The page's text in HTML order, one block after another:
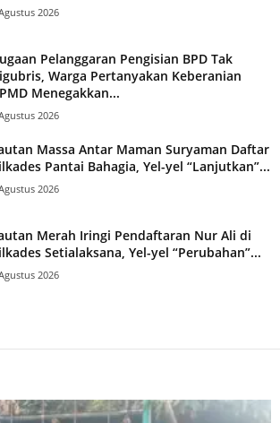
2026
Pelanggaran Pengisian BPD Tak
Warga Pertanyakan Keberanian
Menegakkan...
2026
Massa Antar Maman Suryaman Daftar
Pantai Bahagia, Yel-yel “Lanjutkan”...
2026
Merah Iringi Pendaftaran Nur Ali di
Setialaksana, Yel-yel “Perubahan”...
2026